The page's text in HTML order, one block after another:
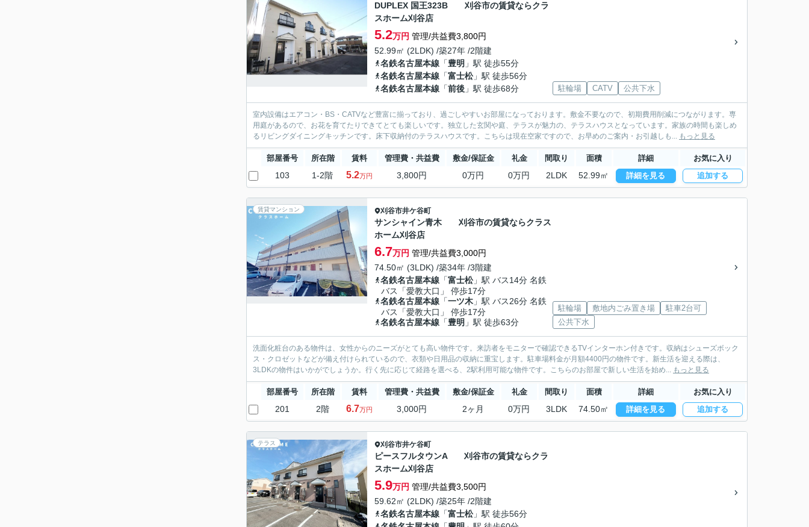
DUPLEX 国王323B 刈谷市の賃貸ならクラ
スホーム刈谷店
5.2万円 管理/共益費3,800円
52.99㎡ (2LDK) /築27年 /2階建
名鉄名古屋本線 「豊明 」駅 徒歩55分
名鉄名古屋本線 「富士松」駅 徒歩56分
名鉄名古屋本線 「前後 」駅 徒歩68分 駐輪場 CATV 公共下水
室内設備はエアコン・BS・CATVなど豊富に揃っており、過ごしやすいお部屋になっております。敷金不要なので、初期費用削減につながります。専
用庭があるので、お花を育てたりできてとても楽しいです。独立した玄関や庭、テラスが魅力の、テラスハウスとなっています。家族の時間も楽しめ
るリビングダイニングキッチンです。床下収納付のテラスハウスです。こちらは現在空家ですので、お早めのご案内・お引越しも... もっと見る
部屋番号 所在階 賃料 管理費・共益費 敷金/保証金 礼金 間取り 面積 詳細 お気に入り
103 1-2階 5.2万円 3,800円 0万円 0万円 2LDK 52.99㎡ 詳細を見る 追加する
賃貸マンション 刈谷市井ケ谷町
サンシャイン青木 刈谷市の賃貸ならクラス
ホーム刈谷店
6.7万円 管理/共益費3,000円
74.50㎡ (3LDK) /築34年 /3階建
名鉄名古屋本線 「富士松」駅 バス14分 名鉄
バス「愛教大口」 停歩17分
名鉄名古屋本線 「一ツ木 」駅 バス26分 名鉄
バス「愛教大口」 停歩17分
名鉄名古屋本線 「豊明 」駅 徒歩63分
駐輪場 敷地内ごみ置き場
駐車2台可
公共下水
洗面化粧台のある物件は、女性からのニーズがとても高い物件です。来訪者をモニターで確認できるTVインターホン付きです。収納はシューズボック
ス・クロゼットなどが備え付けられているので、衣類や日用品の収納に重宝します。駐車場料金が月額4400円の物件です。新生活を迎える際は、
3LDKの物件はいかがでしょうか。行く先に応じて経路を選べる、2駅利用可能な物件です。こちらのお部屋で新しい生活を始め... もっと見る
部屋番号 所在階 賃料 管理費・共益費 敷金/保証金 礼金 間取り 面積 詳細 お気に入り
201 2階 6.7万円 3,000円 2ヶ月 0万円 3LDK 74.50㎡ 詳細を見る 追加する
テラス 刈谷市井ケ谷町
ピースフルタウンA 刈谷市の賃貸ならクラ
スホーム刈谷店
5.9万円 管理/共益費3,500円
59.62㎡ (2LDK) /築25年 /2階建
名鉄名古屋本線 「富士松」駅 徒歩56分